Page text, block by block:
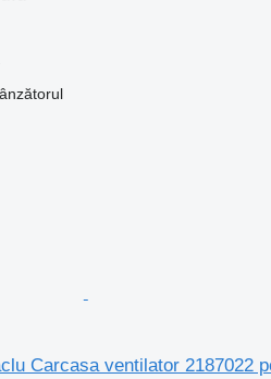
Carcasa ventilator 2187022